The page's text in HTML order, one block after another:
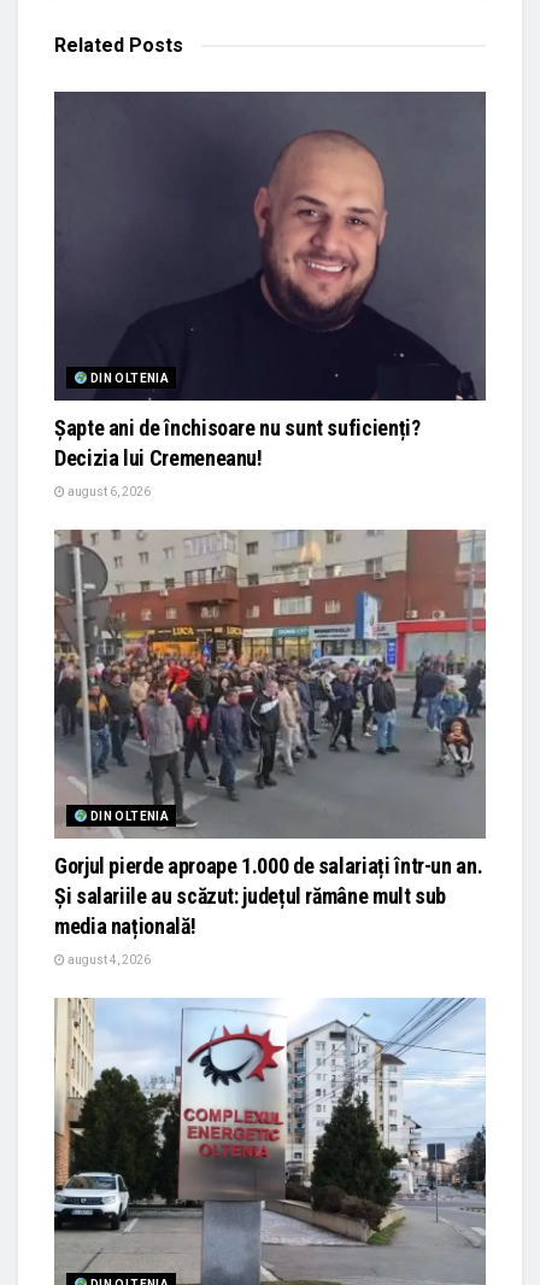
Related Posts
DIN OLTENIA
Șapte ani de închisoare nu sunt suficienți?
Decizia lui Cremeneanu!
august 6, 2026
DIN OLTENIA
Gorjul pierde aproape 1.000 de salariați într-un an.
Și salariile au scăzut: județul rămâne mult sub
media națională!
august 4, 2026